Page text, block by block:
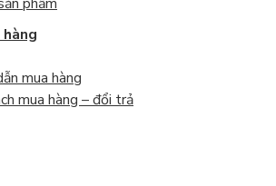
mua hàng
mua hàng – đổi trả